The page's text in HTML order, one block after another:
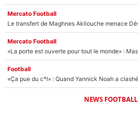
Mercato Football
Mercato Football
Football
NEWS FOOTBALL